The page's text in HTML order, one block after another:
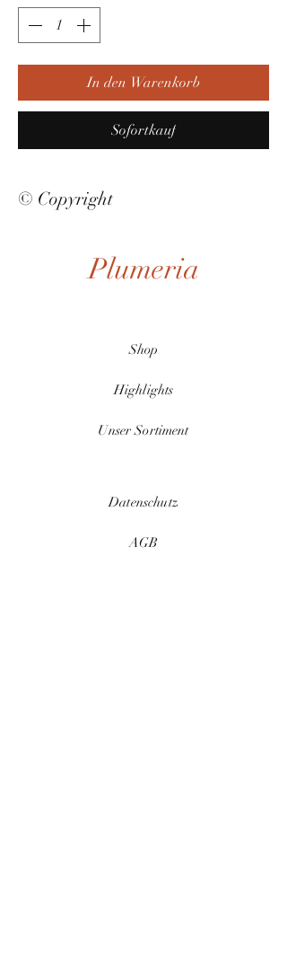
In den Warenkorb
Sofortkauf
© Copyright
Plumeria
Shop
Highlights
Unser Sortiment
Datenschutz
AGB